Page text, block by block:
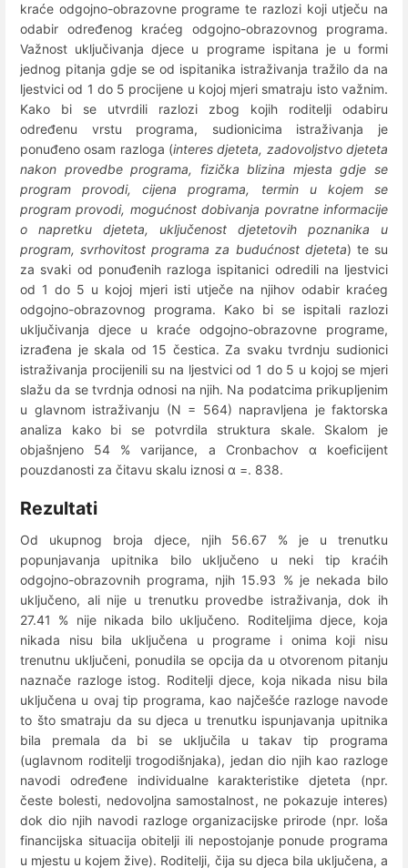
kraće odgojno-obrazovne programe te razlozi koji utječu na
odabir određenog kraćeg odgojno-obrazovnog programa.
Važnost uključivanja djece u programe ispitana je u formi
jednog pitanja gdje se od ispitanika istraživanja tražilo da na
ljestvici od 1 do 5 procijene u kojoj mjeri smatraju isto važnim.
Kako bi se utvrdili razlozi zbog kojih roditelji odabiru
određenu vrstu programa, sudionicima istraživanja je
ponuđeno osam razloga (interes djeteta, zadovoljstvo djeteta
nakon provedbe programa, fizička blizina mjesta gdje se
program provodi, cijena programa, termin u kojem se
program provodi, mogućnost dobivanja povratne informacije
o napretku djeteta, uključenost djetetovih poznanika u
program, svrhovitost programa za budućnost djeteta) te su
za svaki od ponuđenih razloga ispitanici odredili na ljestvici
od 1 do 5 u kojoj mjeri isti utječe na njihov odabir kraćeg
odgojno-obrazovnog programa. Kako bi se ispitali razlozi
uključivanja djece u kraće odgojno-obrazovne programe,
izrađena je skala od 15 čestica. Za svaku tvrdnju sudionici
istraživanja procijenili su na ljestvici od 1 do 5 u kojoj se mjeri
slažu da se tvrdnja odnosi na njih. Na podatcima prikupljenim
u glavnom istraživanju (N = 564) napravljena je faktorska
analiza kako bi se potvrdila struktura skale. Skalom je
objašnjeno 54 % varijance, a Cronbachov α koeficijent
pouzdanosti za čitavu skalu iznosi α =. 838.
Rezultati
Od ukupnog broja djece, njih 56.67 % je u trenutku
popunjavanja upitnika bilo uključeno u neki tip kraćih
odgojno-obrazovnih programa, njih 15.93 % je nekada bilo
uključeno, ali nije u trenutku provedbe istraživanja, dok ih
27.41 % nije nikada bilo uključeno. Roditeljima djece, koja
nikada nisu bila uključena u programe i onima koji nisu
trenutnu uključeni, ponudila se opcija da u otvorenom pitanju
naznače razloge istog. Roditelji djece, koja nikada nisu bila
uključena u ovaj tip programa, kao najčešće razloge navode
to što smatraju da su djeca u trenutku ispunjavanja upitnika
bila premala da bi se uključila u takav tip programa
(uglavnom roditelji trogodišnjaka), jedan dio njih kao razloge
navodi određene individualne karakteristike djeteta (npr.
česte bolesti, nedovoljna samostalnost, ne pokazuje interes)
dok dio njih navodi razloge organizacijske prirode (npr. loša
financijska situacija obitelji ili nepostojanje ponude programa
u mjestu u kojem žive). Roditelji, čija su djeca bila uključena, a